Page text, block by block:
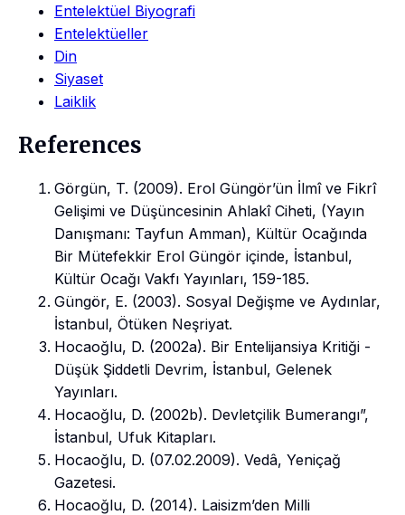
Entelektüel Biyografi
Entelektüeller
Din
Siyaset
Laiklik
References
Görgün, T. (2009). Erol Güngör’ün İlmî ve Fikrî
Gelişimi ve Düşüncesinin Ahlakî Ciheti, (Yayın
Danışmanı: Tayfun Amman), Kültür Ocağında
Bir Mütefekkir Erol Güngör içinde, İstanbul,
Kültür Ocağı Vakfı Yayınları, 159-185.
Güngör, E. (2003). Sosyal Değişme ve Aydınlar,
İstanbul, Ötüken Neşriyat.
Hocaoğlu, D. (2002a). Bir Entelijansiya Kritiği -
Düşük Şiddetli Devrim, İstanbul, Gelenek
Yayınları.
Hocaoğlu, D. (2002b). Devletçilik Bumerangı”,
İstanbul, Ufuk Kitapları.
Hocaoğlu, D. (07.02.2009). Vedâ, Yeniçağ
Gazetesi.
Hocaoğlu, D. (2014). Laisizm’den Milli